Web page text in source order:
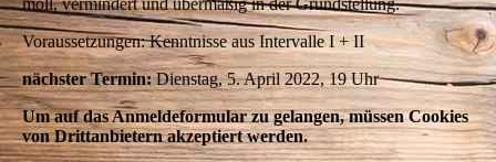
Voraussetzungen: Kenntnisse aus Intervalle I + II
nächster Termin:Dienstag, 5. April 2022, 19 Uhr
Um auf das Anmeldeformular zu gelangen, müssen Cookies
von Drittanbietern akzeptiert werden.